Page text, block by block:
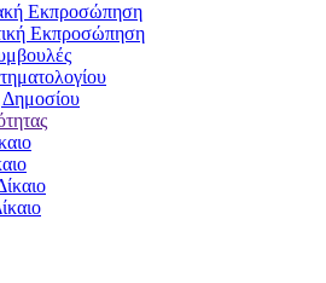
Εκπροσώπηση
Εκπροσώπηση